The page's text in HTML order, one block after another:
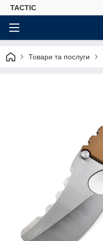
TACTIC
Товари та послуги